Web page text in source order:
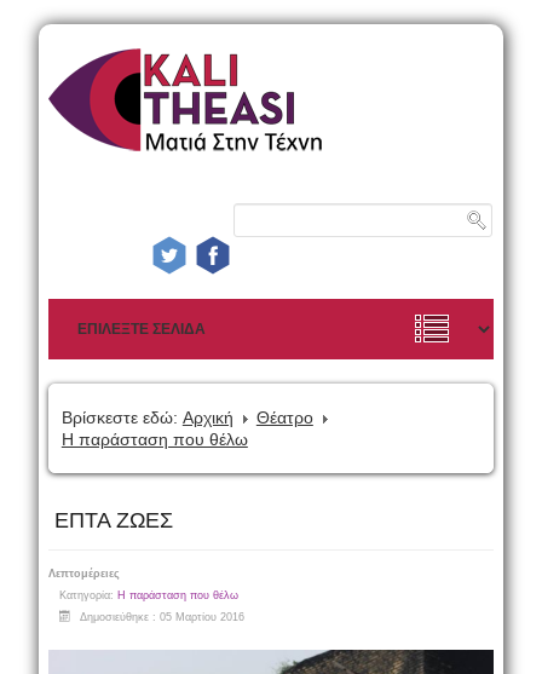
Βρίσκεστε εδώ: Αρχική
Θέατρο
Η παράσταση που θέλω
ΕΠΤΑ ΖΩΕΣ
Λεπτομέρειες
Κατηγορία: Η παράσταση που θέλω
Δημοσιεύθηκε : 05 Μαρτίου 2016